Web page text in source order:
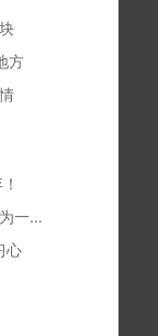
方
学神分享：十个月内基本看懂泰剧，成为一名泰剧翻译，我是这么学习的！
心